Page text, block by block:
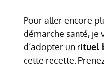
Pour aller encore
démarche santé, je
d’adopter un rituel
cette recette.